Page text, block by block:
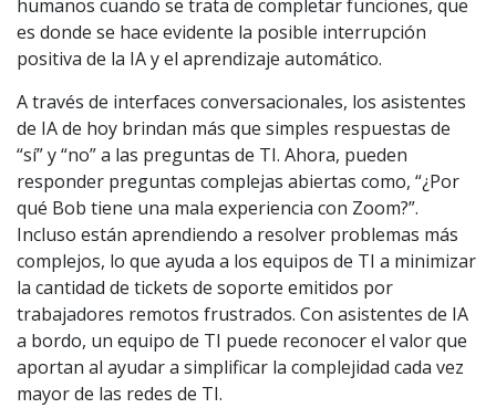
humanos cuando se trata de completar funciones, que
es donde se hace evidente la posible interrupción
positiva de la IA y el aprendizaje automático.
A través de interfaces conversacionales, los asistentes
de IA de hoy brindan más que simples respuestas de
“sí” y “no” a las preguntas de TI. Ahora, pueden
responder preguntas complejas abiertas como, “¿Por
qué Bob tiene una mala experiencia con Zoom?”.
Incluso están aprendiendo a resolver problemas más
complejos, lo que ayuda a los equipos de TI a minimizar
la cantidad de tickets de soporte emitidos por
trabajadores remotos frustrados. Con asistentes de IA
a bordo, un equipo de TI puede reconocer el valor que
aportan al ayudar a simplificar la complejidad cada vez
mayor de las redes de TI.